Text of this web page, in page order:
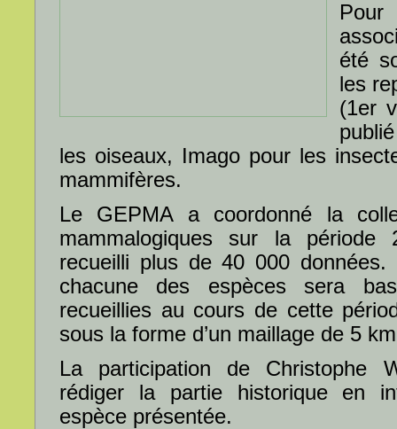
été
les
(1er
les oiseaux, Imago pour les
mammifères.
Le GEPMA a coordonné la
mammalogiques sur la période
recueilli plus de 40 000 données.
chacune des espèces sera
recueillies au cours de cette
sous la forme d’un maillage de 5
La participation de Christophe
rédiger la partie historique en
espèce présentée.